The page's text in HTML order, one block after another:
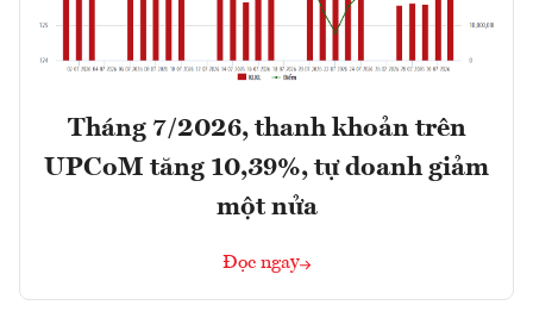
Tháng 7/2026, thanh khoản trên
UPCoM tăng 10,39%, tự doanh giảm
một nửa
Đọc ngay